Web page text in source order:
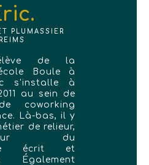
PLUMASSIER
REIMS
de la
Boule à
s'installe à
au sein de
coworking
Là-bas, il y
de relieur,
du
écrit et
Également